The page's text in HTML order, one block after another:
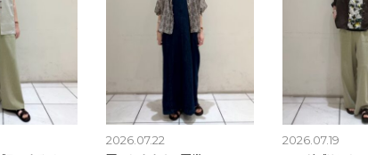
2026.07.22 2026.07.19